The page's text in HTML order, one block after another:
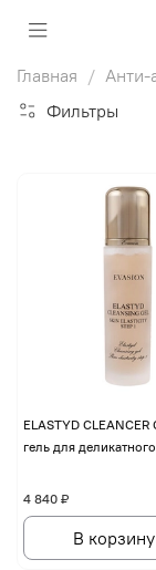
Главная Анти-
Фильтры
ELASTYD CLEANCER
гель для
4 840 ₽
В корзину